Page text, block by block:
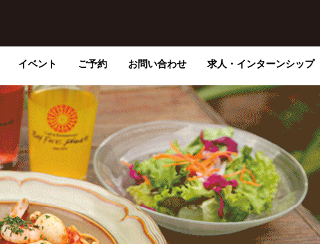
イベント ご予約 お問い合わせ 求人・インターンシップ